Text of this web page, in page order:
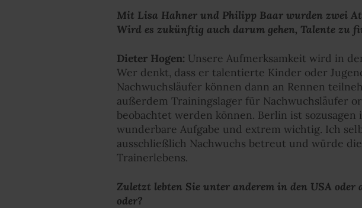
Mit Lisa Hahner und Philipp Baar wurden zwei
Wird es zukünftig auch darum gehen, Talente zu
Dieter Hogen: Unsere Aufmerksamkeit wird in
Wer denkt, dass er talentierte Kinder oder
Nachwuchsläufer können dann an Rennen
außerdem Trainingslager für Nachwuchsläufer
beobachtet werden können. Berlin ist
wunderbare Aufgabe und extrem wichtig. Ich
ausschließlich Nachwuchs betreut und würde
Trainerlebens.
Zuletzt lebten Sie unter anderem in den USA
oder?